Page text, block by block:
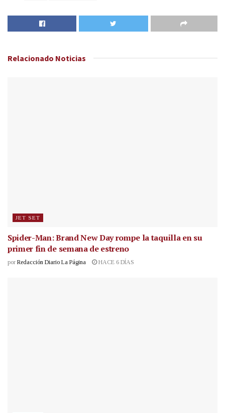
Relacionado Noticias
JET SET
Spider-Man: Brand New Day rompe la taquilla en su
primer fin de semana de estreno
por Redacción Diario La Página HACE 6 DÍAS